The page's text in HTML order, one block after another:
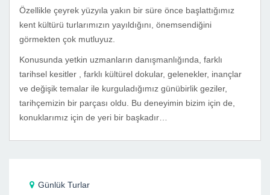
Özellikle çeyrek yüzyıla yakın bir süre önce başlattığımız
kent kültürü turlarımızın yayıldığını, önemsendiğini
görmekten çok mutluyuz.
Konusunda yetkin uzmanların danışmanlığında, farklı
tarihsel kesitler , farklı kültürel dokular, gelenekler, inançlar
ve değişik temalar ile kurguladığımız günübirlik geziler,
tarihçemizin bir parçası oldu. Bu deneyimin bizim için de,
konuklarımız için de yeri bir başkadır…
Günlük Turlar